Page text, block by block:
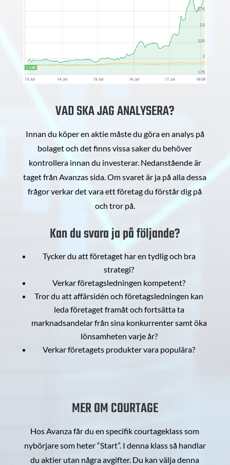
VAD SKA JAG ANALYSERA?
Innan du köper en aktie måste du göra en analys på
bolaget och det finns vissa saker du behöver
kontrollera innan du investerar. Nedanstående är
taget från Avanzas sida. Om svaret är ja på alla dessa
frågor verkar det vara ett företag du förstår dig på
och tror på.
Kan du svara ja på följande?
Tycker du att företaget har en tydlig och bra
strategi?
Verkar företagsledningen kompetent?
Tror du att affärsidén och företagsledningen kan
leda företaget framåt och fortsätta ta
marknadsandelar från sina konkurrenter samt öka
lönsamheten varje år?
Verkar företagets produkter vara populära?
MER OM COURTAGE
Hos Avanza får du en specifik courtageklass som
nybörjare som heter “Start”. I denna klass så handlar
du aktier utan några avgifter. Du kan välja denna